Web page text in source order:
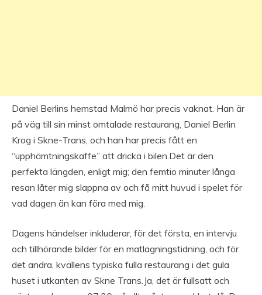
Daniel Berlins hemstad Malmö har precis vaknat. Han är
på väg till sin minst omtalade restaurang, Daniel Berlin
Krog i Skne-Trans, och han har precis fått en
“upphämtningskaffe” att dricka i bilen.Det är den
perfekta längden, enligt mig; den femtio minuter långa
resan låter mig slappna av och få mitt huvud i spelet för
vad dagen än kan föra med mig.
Dagens händelser inkluderar, för det första, en intervju
och tillhörande bilder för en matlagningstidning, och för
det andra, kvällens typiska fulla restaurang i det gula
huset i utkanten av Skne Trans.Ja, det är fullsatt och